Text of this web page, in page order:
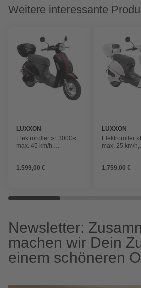
Weitere interessante
LUXXON
Elektroroller »E3000«,
max. 45 km/h,
1.599,00 €
LUXXON
Elektroroller
max. 25 km/h,
1.759,00 €
Newsletter:
machen wir Dein
einem schöneren